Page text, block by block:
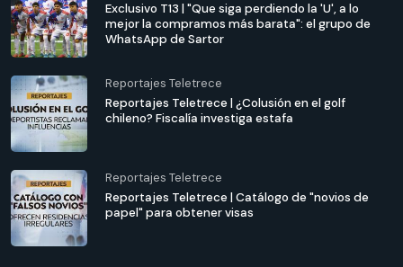
Exclusivo T13 | "Que siga perdiendo la 'U', a lo
mejor la compramos más barata": el grupo de
WhatsApp de Sartor
Reportajes Teletrece
Reportajes Teletrece | ¿Colusión en el golf
chileno? Fiscalía investiga estafa
Reportajes Teletrece
Reportajes Teletrece | Catálogo de "novios de
papel" para obtener visas